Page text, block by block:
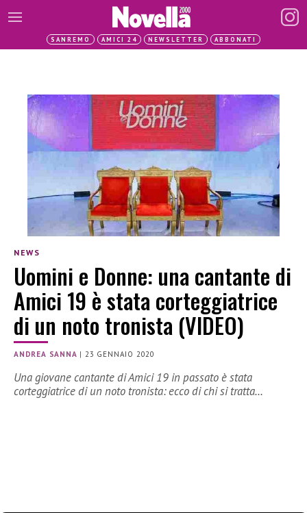
SANREMO AMICI 24 NEWSLETTER ABBONATI
NEWS
Uomini e Donne: una cantante di
Amici 19 è stata corteggiatrice
di un noto tronista (VIDEO)
ANDREA SANNA |23 GENNAIO 2020
Una giovane cantante di Amici 19 in passato è stata
corteggiatrice di un noto tronista: ecco di chi si tratta…